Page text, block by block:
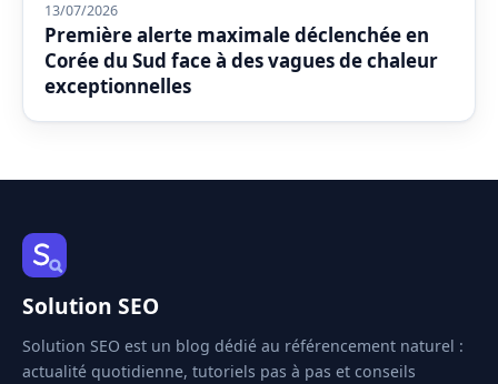
13/07/2026
Première alerte maximale déclenchée en
Corée du Sud face à des vagues de chaleur
exceptionnelles
Solution SEO
Solution SEO est un blog dédié au référencement naturel :
actualité quotidienne, tutoriels pas à pas et conseils